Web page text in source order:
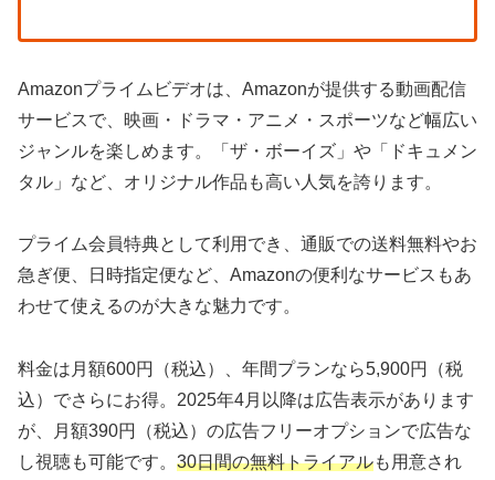
Amazonプライムビデオは、Amazonが提供する動画配信
サービスで、映画・ドラマ・アニメ・スポーツなど幅広い
ジャンルを楽しめます。「ザ・ボーイズ」や「ドキュメン
タル」など、オリジナル作品も高い人気を誇ります。
プライム会員特典として利用でき、通販での送料無料やお
急ぎ便、日時指定便など、Amazonの便利なサービスもあ
わせて使えるのが大きな魅力です。
料金は月額600円（税込）、年間プランなら5,900円（税
込）でさらにお得。2025年4月以降は広告表示があります
が、月額390円（税込）の広告フリーオプションで広告な
し視聴も可能です。 30日間の無料トライアルも用意され